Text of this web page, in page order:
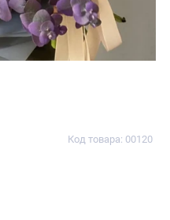
Код товара: 00120